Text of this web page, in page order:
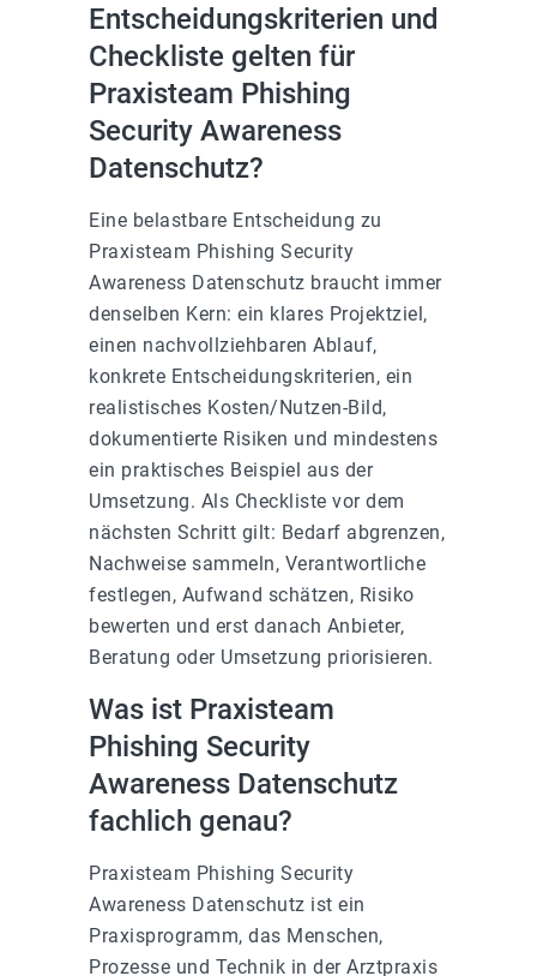
Entscheidungskriterien und
Checkliste gelten für
Praxisteam Phishing
Security Awareness
Datenschutz?
Eine belastbare Entscheidung zu
Praxisteam Phishing Security
Awareness Datenschutz braucht immer
denselben Kern: ein klares Projektziel,
einen nachvollziehbaren Ablauf,
konkrete Entscheidungskriterien, ein
realistisches Kosten/Nutzen-Bild,
dokumentierte Risiken und mindestens
ein praktisches Beispiel aus der
Umsetzung. Als Checkliste vor dem
nächsten Schritt gilt: Bedarf abgrenzen,
Nachweise sammeln, Verantwortliche
festlegen, Aufwand schätzen, Risiko
bewerten und erst danach Anbieter,
Beratung oder Umsetzung priorisieren.
Was ist Praxisteam
Phishing Security
Awareness Datenschutz
fachlich genau?
Praxisteam Phishing Security
Awareness Datenschutz ist ein
Praxisprogramm, das Menschen,
Prozesse und Technik in der Arztpraxis